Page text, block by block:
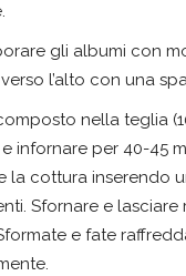
gli albumi con
l’alto con una
nella teglia
infornare per 40-45
la cottura inserendo
Sfornare e
e fate